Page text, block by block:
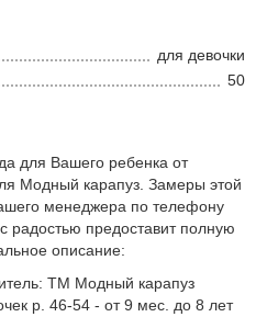
для девочки
50
для Вашего ребенка от
Модный карапуз. Замеры этой
менеджера по телефону
предоставит полную
описание:
ТМ Модный карапуз
р. 46-54 - от 9 мес. до 8 лет